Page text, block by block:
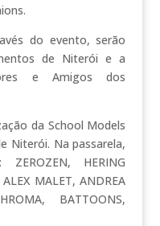
do evento, serão
de Niterói e a
e Amigos dos
da School Models
Niterói. Na passarela,
HERING
MALET, ANDREA
BATTOONS,